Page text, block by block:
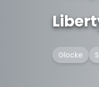
Glocke